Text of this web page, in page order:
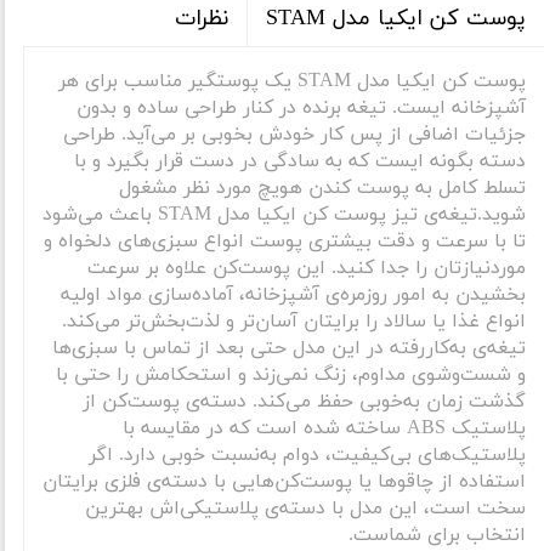
پوست کن ایکیا مدل STAM نظرات
پوست کن ایکیا مدل STAM یک پوستگیر مناسب برای هر
آشپزخانه ایست. تیغه برنده در کنار طراحی ساده و بدون
جزئیات اضافی از پس کار خودش بخوبی بر می‌آید. طراحی
دسته بگونه ایست که به سادگی در دست قرار بگیرد و با
تسلط کامل به پوست کندن هویچ مورد نظر مشغول
شوید.تیغه‌ی تیز پوست کن ایکیا مدل STAM باعث می‌شود
تا با سرعت و دقت بیشتری پوست انواع سبزی‌های دلخواه و
موردنیازتان را جدا کنید. این پوست‌کن علاوه بر سرعت
بخشیدن به امور روزمره‌ی آشپزخانه، آماده‌سازی مواد اولیه
انواع غذا یا سالاد را برایتان آسان‌تر و لذت‌بخش‌تر می‌کند.
تیغه‌ی به‌کار‌رفته در این مدل حتی بعد از تماس با سبزی‌ها
و شست‌و‌شوی مداوم، زنگ نمی‌زند و استحکامش را حتی با
گذشت زمان به‌خوبی حفظ می‌کند. دسته‌ی پوست‌کن از
پلاستیک ABS ساخته شده است که در مقایسه با
پلاستیک‌های بی‌کیفیت، دوام به‌نسبت خوبی دارد. اگر
استفاده از چاقو‌ها یا پوست‌کن‌هایی با دسته‌ی فلزی برایتان
سخت است، این مدل با دسته‌ی پلاستیکی‌اش بهترین
انتخاب برای شماست.